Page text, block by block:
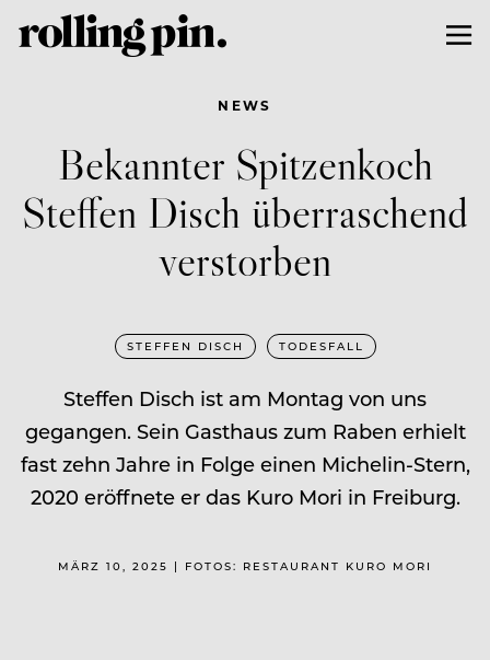
NEWS
Bekannter Spitzenkoch
Steffen Disch überraschend
verstorben
STEFFEN DISCH TODESFALL
Steffen Disch ist am Montag von uns
gegangen. Sein Gasthaus zum Raben erhielt
fast zehn Jahre in Folge einen Michelin-Stern,
2020 eröffnete er das Kuro Mori in Freiburg.
MÄRZ 10, 2025 | FOTOS: RESTAURANT KURO MORI